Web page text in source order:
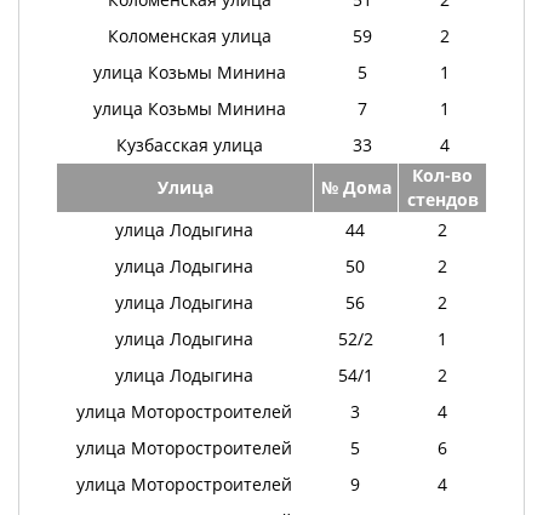
Коломенская улица
59
2
улица Козьмы Минина
5
1
улица Козьмы Минина
7
1
Кузбасская улица
33
4
Улица
№ Дома
Кол-во
стендов
улица Лодыгина
44
2
улица Лодыгина
50
2
улица Лодыгина
56
2
улица Лодыгина
52/2
1
улица Лодыгина
54/1
2
улица Моторостроителей
3
4
улица Моторостроителей
5
6
улица Моторостроителей
9
4